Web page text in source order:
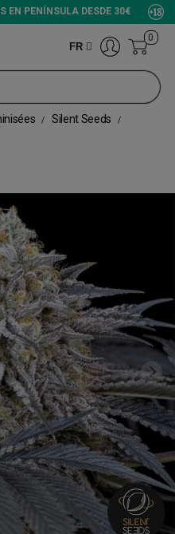
EN PENÍNSULA DESDE 30€
FR
0
Silent Seeds